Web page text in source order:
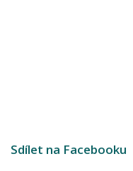
Sdílet na Facebooku